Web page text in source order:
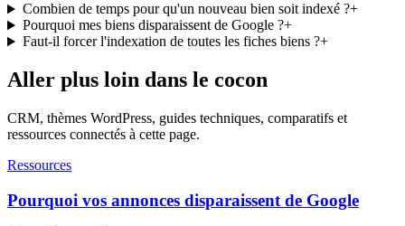
Combien de temps pour qu'un nouveau bien soit indexé ?+
Pourquoi mes biens disparaissent de Google ?+
Faut-il forcer l'indexation de toutes les fiches biens ?+
Aller plus loin dans le cocon
CRM, thèmes WordPress, guides techniques, comparatifs et
ressources connectés à cette page.
Ressources
Pourquoi vos annonces disparaissent de Google